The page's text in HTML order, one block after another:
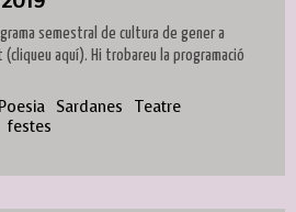
semestral de cultura de gener a
aquí). Hi trobareu la programació
Poesia Sardanes
Teatre
festes